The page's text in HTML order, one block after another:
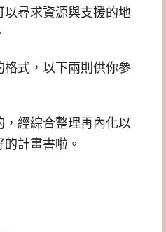
尋求資源與支援的地
式，以下兩則供你參
經綜合整理再內化以
計畫書啦。